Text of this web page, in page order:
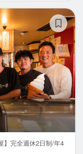
】完全週休2日制/年4